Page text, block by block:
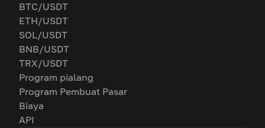
BTC/USDT
ETH/USDT
SOL/USDT
BNB/USDT
TRX/USDT
Program pialang
Program Pembuat Pasar
Biaya
API